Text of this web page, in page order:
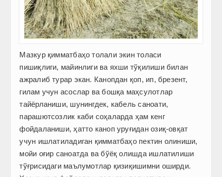
Мазкур қимматбаҳо толали экин толаси
пишиқлиги, майин­лиги ва яхши тўқилиши билан
ажралиб турар экан. Канопдан қоп, ип, брезент,
гилам учун асослар ва бошқа маҳсулотлар
тайёрланиши, шунингдек, кабель саноати,
парашютсозлик каби соҳаларда ҳам кенг
фойдаланиши, ҳатто каноп уруғидан озиқ-овқат
учун ишлатиладиган қимматбаҳо пектин олиниши,
мойи оғир саноатда ва бўёқ олишда ишлатилиши
тўғрисидаги маълумотлар қизиқишимни оширди.